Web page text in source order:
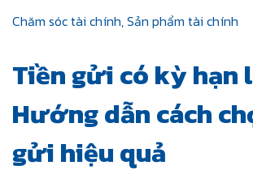
Chăm sóc tài chính,Sản phẩm tài chính
Tiền gửi có kỳ hạn
Hướng dẫn cách
gửi hiệu quả